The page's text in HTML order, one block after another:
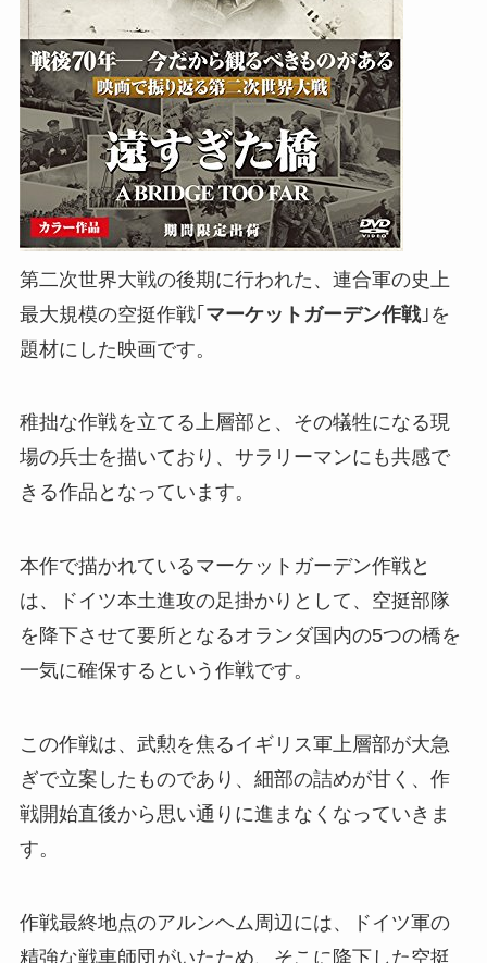
第二次世界大戦の後期に行われた、連合軍の史上
最大規模の空挺作戦｢ マーケットガーデン作戦｣を
題材にした映画です。
稚拙な作戦を立てる上層部と、その犠牲になる現
場の兵士を描いており、サラリーマンにも共感で
きる作品となっています。
本作で描かれているマーケットガーデン作戦と
は、ドイツ本土進攻の足掛かりとして、空挺部隊
を降下させて要所となるオランダ国内の5つの橋を
一気に確保するという作戦です。
この作戦は、武勲を焦るイギリス軍上層部が大急
ぎで立案したものであり、細部の詰めが甘く、作
戦開始直後から思い通りに進まなくなっていきま
す。
作戦最終地点のアルンヘム周辺には、ドイツ軍の
精強な戦車師団がいたため、そこに降下した空挺